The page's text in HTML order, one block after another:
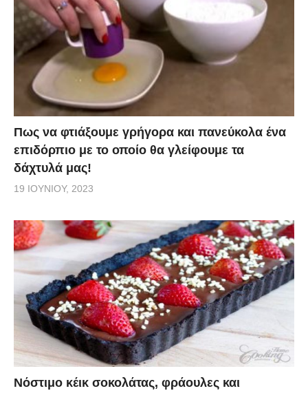
Πως να φτιάξουμε γρήγορα και πανεύκολα ένα
επιδόρπιο με το οποίο θα γλείφουμε τα
δάχτυλά μας!
19 ΙΟΥΝΊΟΥ, 2023
Νόστιμο κέικ σοκολάτας, φράουλες και